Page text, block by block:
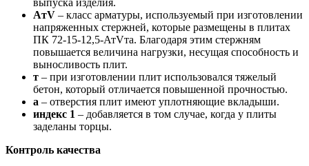
AтV – класс арматуры, используемый при изготовлении
напряженных стержней, которые размещены в плитах
ПК 72-15-12,5-АтVта. Благодаря этим стержням
повышается величина нагрузки, несущая способность и
выносливость плит.
т – при изготовлении плит использовался тяжелый
бетон, который отличается повышенной прочностью.
а – отверстия плит имеют уплотняющие вкладыши.
индекс 1 – добавляется в том случае, когда у плиты
заделаны торцы.
Контроль качества